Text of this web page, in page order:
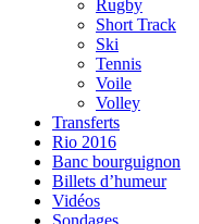
Rugby
Short Track
Ski
Tennis
Voile
Volley
Transferts
Rio 2016
Banc bourguignon
Billets d’humeur
Vidéos
Sondages